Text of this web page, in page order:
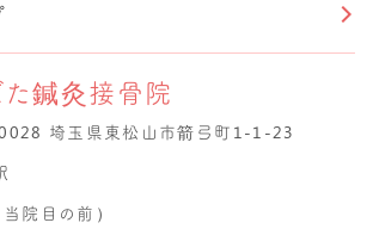
た鍼灸接骨院
埼玉県東松山市箭弓町1-1-23
院目の前）